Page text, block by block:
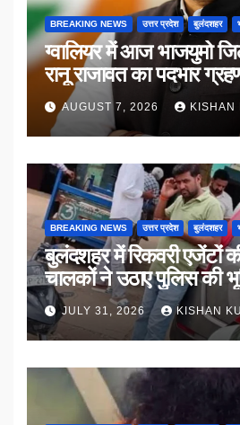
BREAKING NEWS उत्तर प्रदेश बुलंदशहर
ग्वालियर में आज भाजयुमो
रानू राजावत का पदभार
AUGUST 7, 2026 KISHAN
BREAKING NEWS उत्तर प्रदेश बुलंदशहर
बुलंदशहर में रिकवरी एजेंटों की दबंगई,
चालकों ने उठाए पुलिस की
JULY 31, 2026 KISHAN